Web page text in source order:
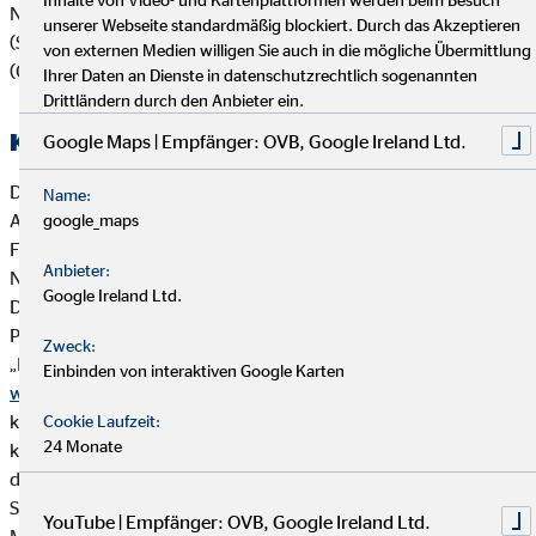
Nachhaltigkeitsaspekten wie Umwelt (Environment), Soziales
(Social) und verantwortungsvolle Unternehmensführung
(Governance):
Kooperierende Produktgesellschaften
Die OVB Vermögensberatung AG arbeitet vorrangig mit
Anbietern von Versicherungsanlageprodukten und
Finanzanlageprodukten zusammen, die ihrerseits
Nachhaltigkeitsaspekte in die Produktkonzeption einbeziehen.
Die OVB Vermögensberatung AG und wesentliche
Produktpartner der OVB haben sich der Brancheninitiative
„Nachhaltigkeit in der Lebensversicherung“ angeschlossen:
www.branchen-initiative.de
konforme Kapitalanlagen in der Lebensversicherung zu
konzipieren (ESG = environmental, social and governance),
d.h. Versicherungsanlageprodukte, die speziell Umwelt-,
Sozial- und Arbeitnehmerbelange berücksichtigen,
unserer Webseite standardmäßig blockiert. Durch das Akzeptieren
von externen Medien willigen Sie auch in die mögliche Übermittlung
Ihrer Daten an Dienste in datenschutzrechtlich sogenannten
Drittländern durch den Anbieter ein.
Google Maps | Empfänger: OVB, Google Ireland Ltd.
Name:
google_maps
Anbieter:
Google Ireland Ltd.
Zweck:
Einbinden von interaktiven Google Karten
Cookie Laufzeit:
24 Monate
YouTube | Empfänger: OVB, Google Ireland Ltd.